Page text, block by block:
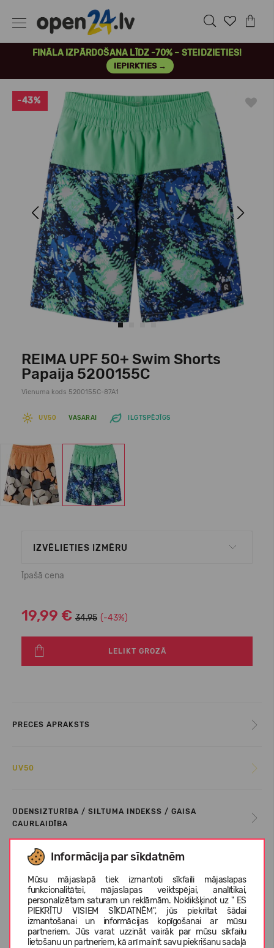
FINĀLA IZPĀRDOŠANA LĪDZ -70% – STEIDZIETIES!
IEPIRKTIES →
Informācija par sīkdatnēm
Mūsu mājaslapā tiek izmantoti sīkfaili mājaslapas
funkcionalitātei, mājaslapas veiktspējai, analītikai,
personalizētam saturam un reklāmām. Noklikšķinot uz " ES
PIEKRĪTU VISIEM SĪKDATNĒM", jūs piekrītat šādai
izmantošanai un informācijas kopīgošanai ar mūsu
partneriem. Jūs varat uzzināt vairāk par mūsu sīkfailu
lietošanu un partneriem, kā arī mainīt savu piekrišanu sadaļā
Previous Next
-43%
REIMA UPF 50+ Swim Shorts
Papaija 5200155C
Vienuma kods 5200155C-87A1
UV50 VASARAI ILGTSPĒJĪGS
IZVĒLIETIES IZMĒRU
Īpašā cena
19,99 € 34.95 (-43%)
LELIKT GROZĀ
PRECES APRAKSTS
UV50
ŪDENSIZTURĪBA / SILTUMA INDEKSS / GAISA
CAURLAIDĪBA
KOPŠANAS INSTRUKCIJA
PAR REIMA